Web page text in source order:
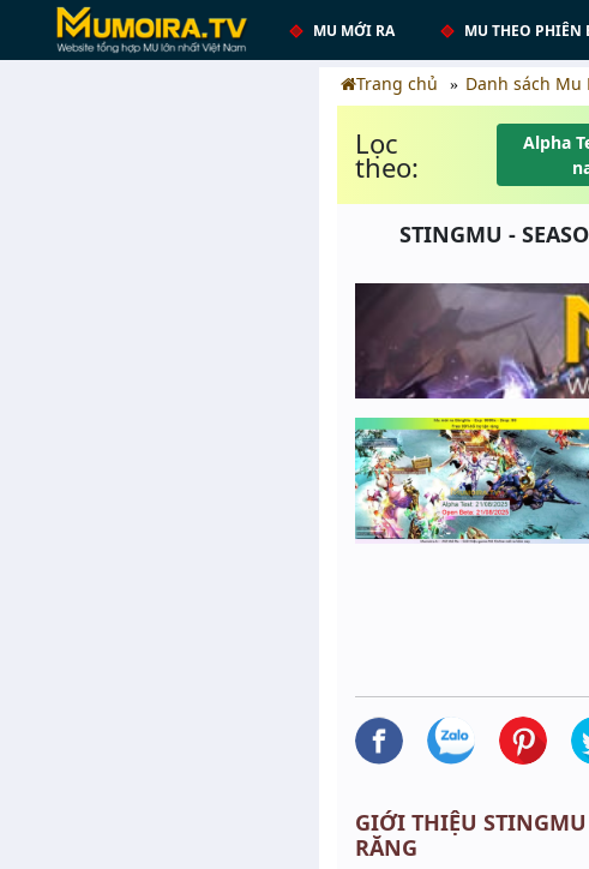
MU MỚI RA MU THEO PHIÊN
Trang chủ Danh sách Mu
Lọc
theo:
Alpha
STINGMU -
GIỚI THIỆU STINGMU
RĂNG